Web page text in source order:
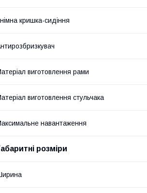
кришка-сидіння
виготовлення рами
виготовлення стульчака
навантаження
розміри